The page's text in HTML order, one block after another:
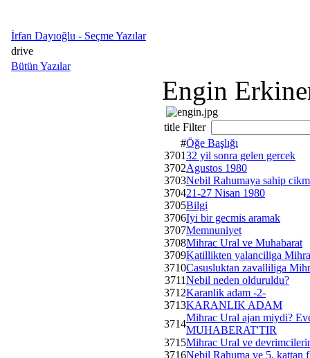
İrfan Dayıoğlu - Seçme Yazılar
drive
Bütün Yazılar
Engin
title Filter
#Öğe Başlığı
370132 yil sonra gelen gercek
3702Agustos 1980
3703Nebil Rahumaya sahip
370421-27 Nisan 1980
3705Bilgi
3706Iyi bir gecmis aramak
3707Memnuniyet
3708Mihrac Ural ve Muhabarat
3709Katillikten yalanciliga
3710Casusluktan zavalliliga
3711Nebil neden olduruldu?
3712Karanlik adam -2-
3713KARANLIK ADAM
3714
Mihrac Ural ajan miydi?
MUHABERAT'TIR
3715Mihrac Ural ve
3716Nebil Rahuma ve 5. kattan